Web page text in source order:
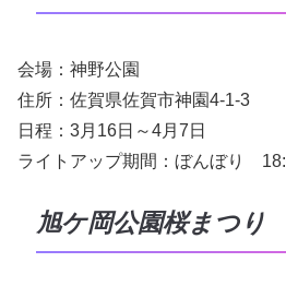
会場：神野公園
住所：佐賀県佐賀市神園4-1-3
日程：3月16日～4月7日
ライトアップ期間：ぼんぼり
旭ケ岡公園桜まつり